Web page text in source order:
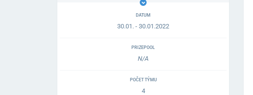
DATUM
30.01. - 30.01.2022
PRIZEPOOL
N/A
POČET TÝMU
4